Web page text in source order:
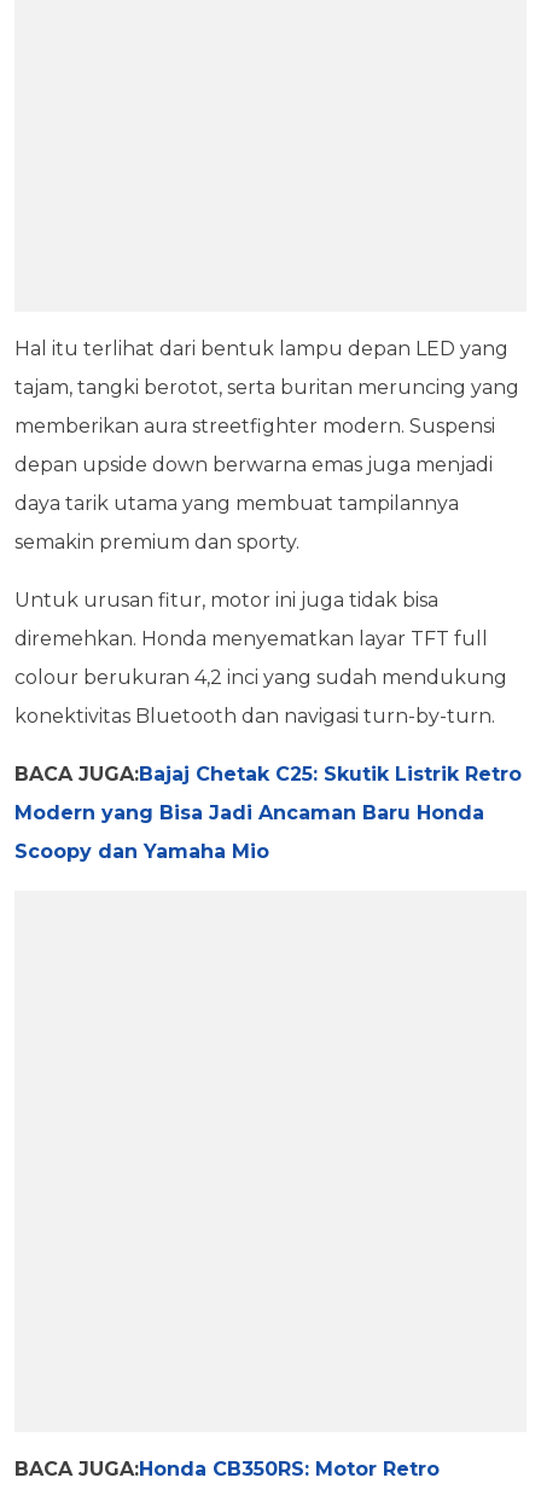
Hal itu terlihat dari bentuk lampu depan LED yang
tajam, tangki berotot, serta buritan meruncing yang
memberikan aura streetfighter modern. Suspensi
depan upside down berwarna emas juga menjadi
daya tarik utama yang membuat tampilannya
semakin premium dan sporty.
Untuk urusan fitur, motor ini juga tidak bisa
diremehkan. Honda menyematkan layar TFT full
colour berukuran 4,2 inci yang sudah mendukung
konektivitas Bluetooth dan navigasi turn-by-turn.
BACA JUGA:Bajaj Chetak C25: Skutik Listrik Retro
Modern yang Bisa Jadi Ancaman Baru Honda
Scoopy dan Yamaha Mio
BACA JUGA:Honda CB350RS: Motor Retro